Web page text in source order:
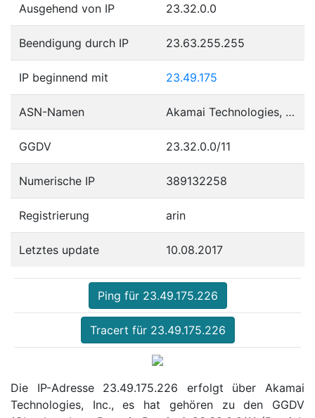
Ausgehend von IP 23.32.0.0
Beendigung durch IP 23.63.255.255
IP beginnend mit 23.49.175
ASN-Namen Akamai Technologies, Inc.
GGDV 23.32.0.0/11
Numerische IP 389132258
Registrierung arin
Letztes update 10.08.2017
Ping für 23.49.175.226
Tracert für 23.49.175.226
Die IP-Adresse 23.49.175.226 erfolgt über Akamai
Technologies, Inc., es hat gehören zu den GGDV